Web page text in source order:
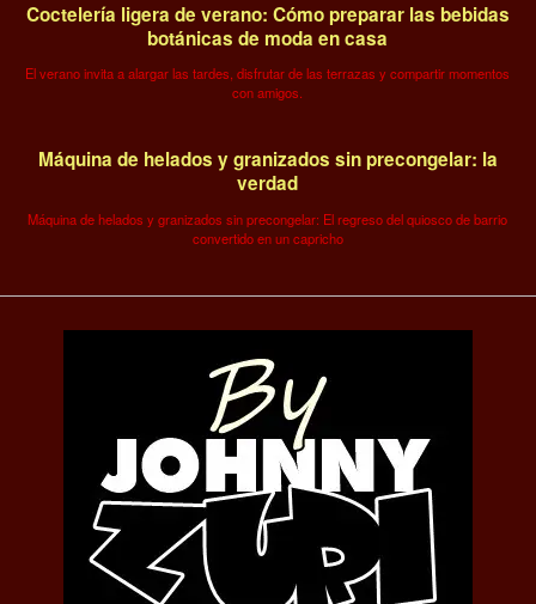
Coctelería ligera de verano: Cómo preparar las bebidas
botánicas de moda en casa
El verano invita a alargar las tardes, disfrutar de las terrazas y compartir momentos
con amigos.
Máquina de helados y granizados sin precongelar: la
verdad
Máquina de helados y granizados sin precongelar: El regreso del quiosco de barrio
convertido en un capricho